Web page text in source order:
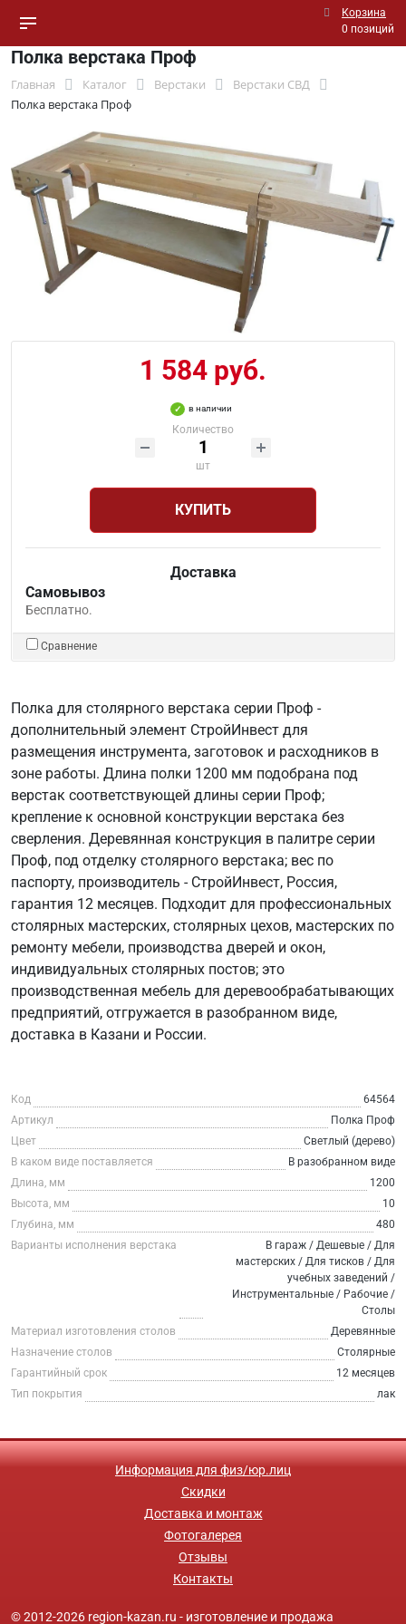
Корзина
0 позиций
Полка верстака Проф
Главная Каталог Верстаки
Верстаки СВД
Полка верстака Проф
1 584 руб.
в наличии
Количество
шт
КУПИТЬ
Доставка
Самовывоз
Бесплатно.
Сравнение
Полка для столярного верстака серии Проф -
дополнительный элемент СтройИнвест для
размещения инструмента, заготовок и расходников в
зоне работы. Длина полки 1200 мм подобрана под
верстак соответствующей длины серии Проф;
крепление к основной конструкции верстака без
сверления. Деревянная конструкция в палитре серии
Проф, под отделку столярного верстака; вес по
паспорту, производитель - СтройИнвест, Россия,
гарантия 12 месяцев. Подходит для профессиональных
столярных мастерских, столярных цехов, мастерских по
ремонту мебели, производства дверей и окон,
индивидуальных столярных постов; это
производственная мебель для деревообрабатывающих
предприятий, отгружается в разобранном виде,
доставка в Казани и России.
Код
64564
Артикул
Полка Проф
Цвет
Светлый (дерево)
В каком виде поставляется
В разобранном виде
Длина, мм
1200
Высота, мм
10
Глубина, мм
480
Варианты исполнения верстака
В гараж / Дешевые / Для
мастерских / Для тисков / Для
учебных заведений /
Инструментальные / Рабочие /
Столы
Материал изготовления столов
Деревянные
Назначение столов
Столярные
Гарантийный срок
12 месяцев
Тип покрытия
лак
Информация для физ/юр.лиц
Скидки
Доставка и монтаж
Фотогалерея
Отзывы
Контакты
© 2012-2026 region-kazan.ru - изготовление и продажа